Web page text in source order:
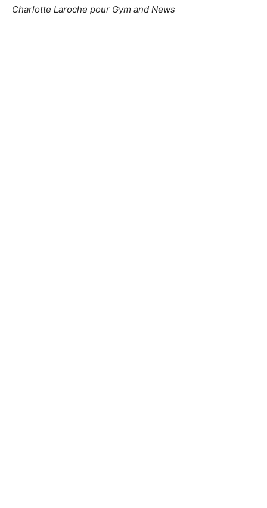
Charlotte Laroche pour Gym and News